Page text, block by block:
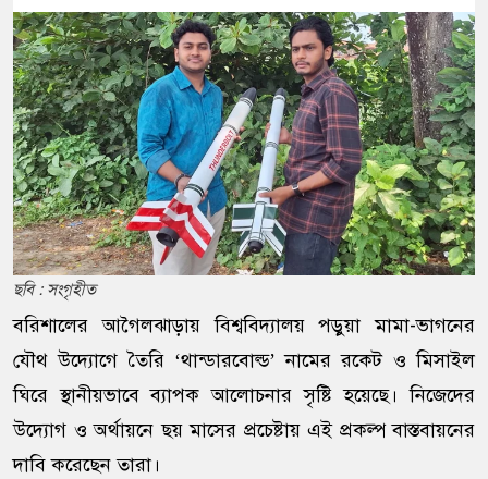
ছবি : সংগৃহীত
বরিশালের আগৈলঝাড়ায় বিশ্ববিদ্যালয় পড়ুয়া মামা-ভাগনের
যৌথ উদ্যোগে তৈরি ‘থান্ডারবোল্ড’ নামের রকেট ও মিসাইল
ঘিরে স্থানীয়ভাবে ব্যাপক আলোচনার সৃষ্টি হয়েছে। নিজেদের
উদ্যোগ ও অর্থায়নে ছয় মাসের প্রচেষ্টায় এই প্রকল্প বাস্তবায়নের
দাবি করেছেন তারা।